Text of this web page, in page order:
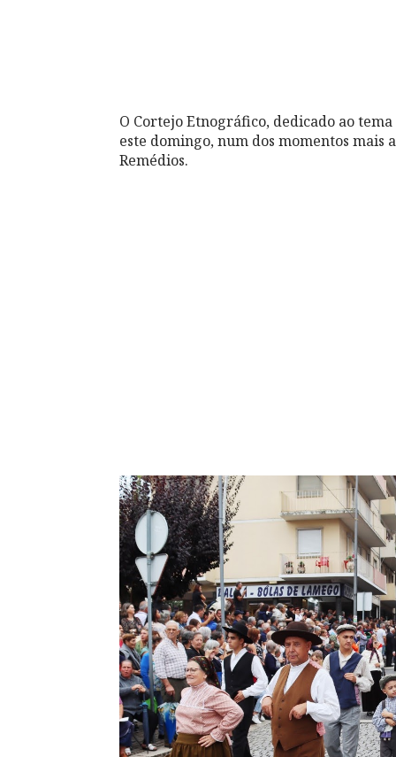
O Cortejo Etnográfico, dedicado ao
este domingo, num dos momentos mais
Remédios.